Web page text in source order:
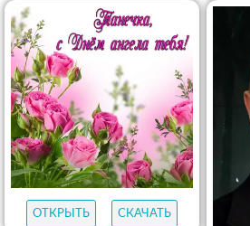
ОТКРЫТЬ СКАЧАТЬ